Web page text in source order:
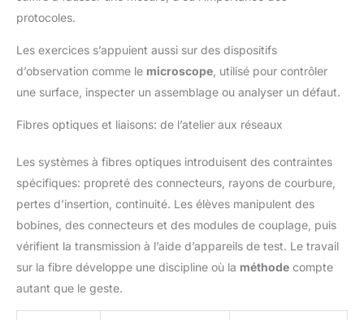
protocoles.
Les exercices s’appuient aussi sur des dispositifs
d’observation comme le microscope , utilisé pour contrôler
une surface, inspecter un assemblage ou analyser un défaut.
Fibres optiques et liaisons: de l’atelier aux réseaux
Les systèmes à fibres optiques introduisent des contraintes
spécifiques: propreté des connecteurs, rayons de courbure,
pertes d’insertion, continuité. Les élèves manipulent des
bobines, des connecteurs et des modules de couplage, puis
vérifient la transmission à l’aide d’appareils de test. Le travail
sur la fibre développe une discipline où la méthode compte
autant que le geste.